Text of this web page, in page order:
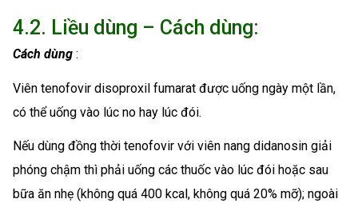
4.2. Liều dùng – Cách dùng:
Cách dùng :
Viên tenofovir disoproxil fumarat được uống ngày một lần,
có thể uống vào lúc no hay lúc đói.
Nếu dùng đồng thời tenofovir với viên nang didanosin giải
phóng chậm thì phải uống các thuốc vào lúc đói hoặc sau
bữa ăn nhẹ (không quá 400 kcal, không quá 20% mỡ); ngoài